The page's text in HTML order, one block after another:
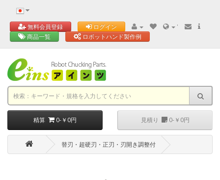
無料会員登録 ログイン
'
商品一覧
ロボットハンド製作例
精算 0-￥0円 見積り 0-￥0円
替刃・超硬刃・正刃・刃開き調整付